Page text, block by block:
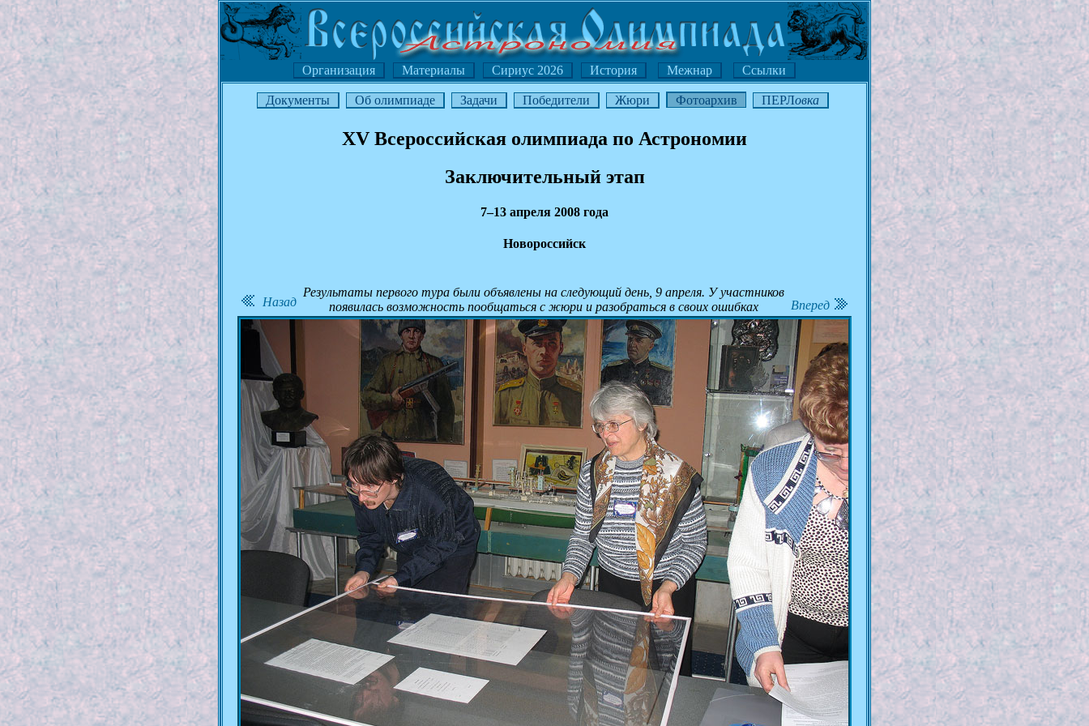
Организация Материалы Сириус 2026 История Межнар Ссылки
Документы Об олимпиаде Задачи Победители Жюри Фотоархив ПЕРЛовка
XV Всероссийская олимпиада по Астрономии
Заключительный этап
7–13 апреля 2008 года
Новороссийск
Назад
Результаты первого тура были объявлены на следующий день, 9 апреля. У участников
появилась возможность пообщаться с жюри и разобраться в своих ошибках
Вперед